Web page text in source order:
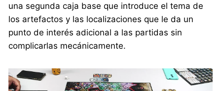
una segunda caja base que introduce el tema de
los artefactos y las localizaciones que le da un
punto de interés adicional a las partidas sin
complicarlas mecánicamente.